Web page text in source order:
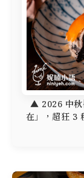
▲ 2026 中秋
在」，超狂 3